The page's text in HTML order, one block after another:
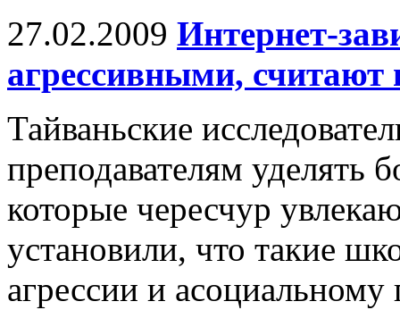
27.02.2009 Интернет-
агрессивными, считают
Тайваньские
преподавателям уделять
которые чересчур
установили, что такие
агрессии и